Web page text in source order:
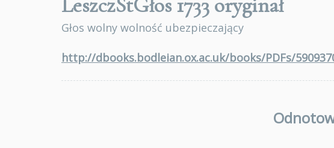
Głos wolny wolność ubezpieczający
http://dbooks.bodleian.ox.ac.uk/books/PDFs/